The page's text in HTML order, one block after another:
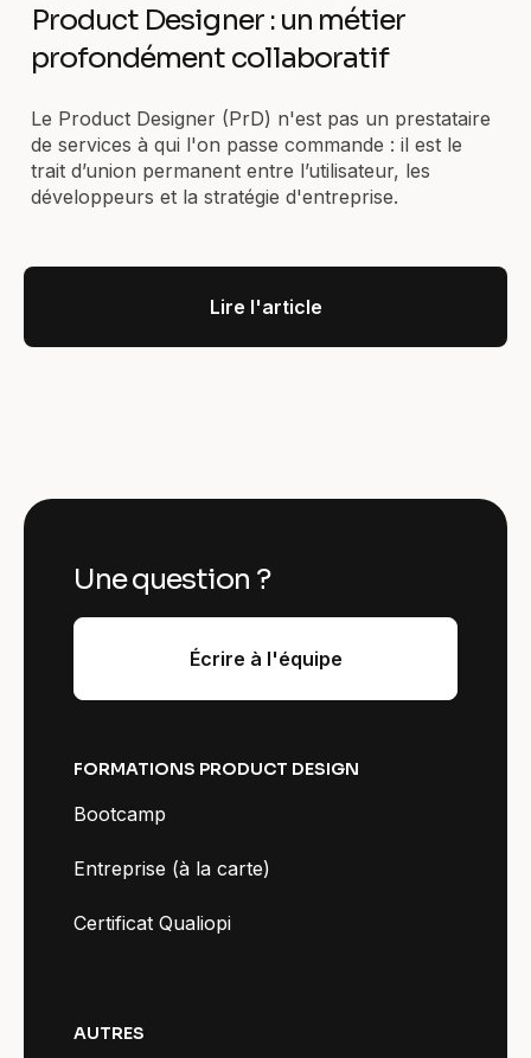
Product Designer : un métier
profondément collaboratif
Le Product Designer (PrD) n'est pas un prestataire
de services à qui l'on passe commande : il est le
trait d’union permanent entre l’utilisateur, les
développeurs et la stratégie d'entreprise.
Lire l'article
Une question ?
Écrire à l'équipe
FORMATIONS PRODUCT DESIGN
Bootcamp
Entreprise (à la carte)
Certificat Qualiopi
AUTRES